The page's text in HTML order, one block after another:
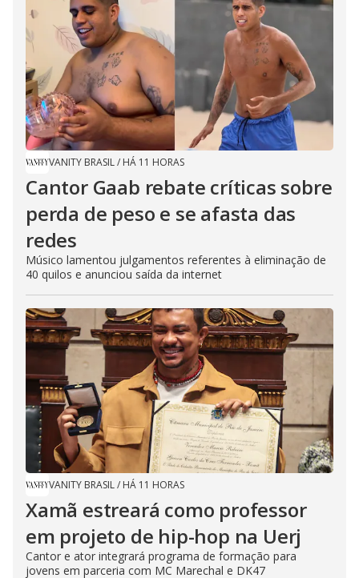
VANITY BRASIL/ HÁ 11 HORAS
Cantor Gaab rebate críticas sobre
perda de peso e se afasta das
redes
Músico lamentou julgamentos referentes à eliminação de
40 quilos e anunciou saída da internet
VANITY BRASIL/ HÁ 11 HORAS
Xamã estreará como professor
em projeto de hip-hop na Uerj
Cantor e ator integrará programa de formação para
jovens em parceria com MC Marechal e DK47